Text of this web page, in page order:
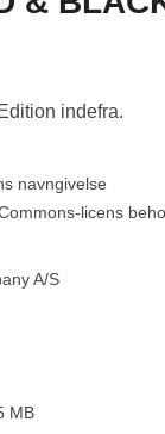
indefra.
S
navngivelse
licens
A/S
MB